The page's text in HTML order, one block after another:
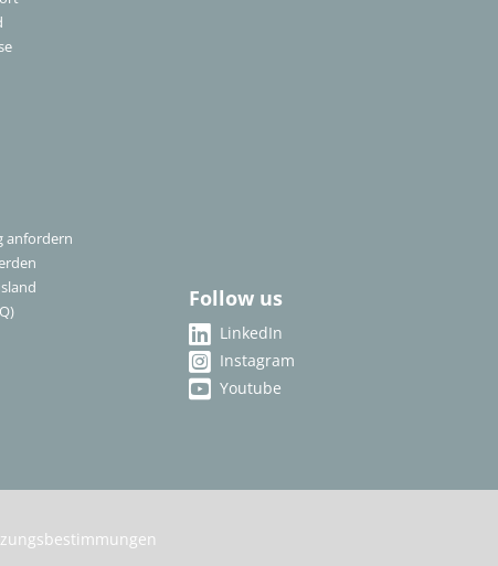
anfordern
Follow us
LinkedIn
Instagram
Youtube